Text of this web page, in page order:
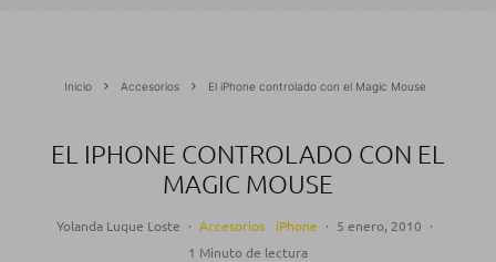
Inicio Accesorios El iPhone controlado con el Magic Mouse
EL IPHONE CONTROLADO CON EL
MAGIC MOUSE
Yolanda Luque Loste · Accesorios iPhone · 5 enero, 2010 ·
1 Minuto de lectura